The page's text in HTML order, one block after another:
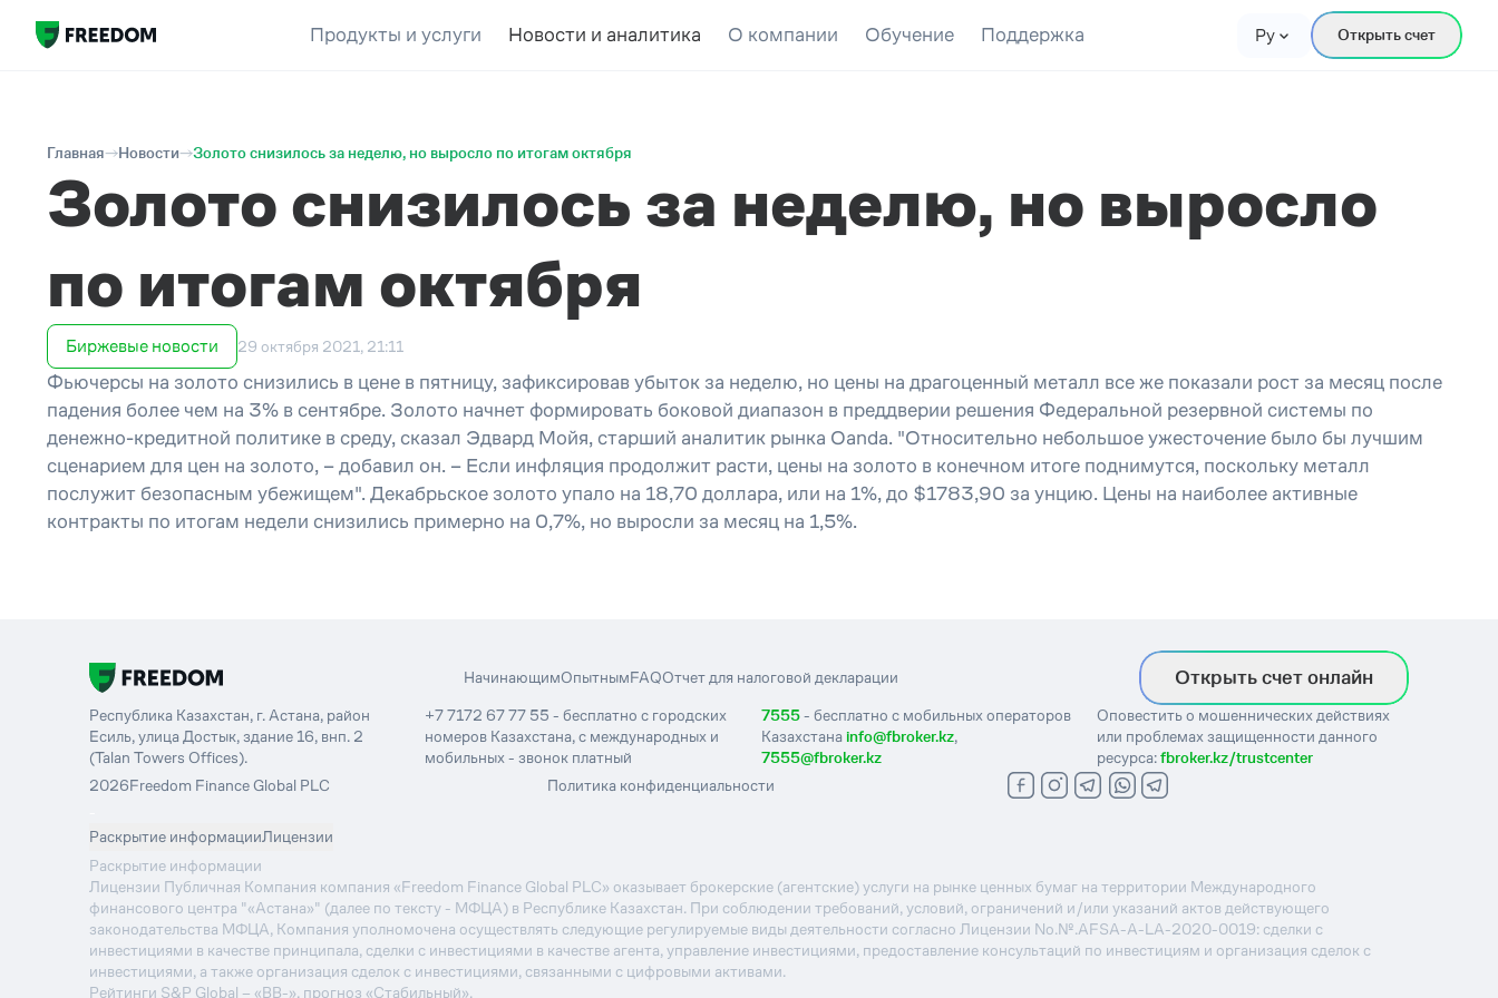
Продукты и услуги Новости и аналитика О компании Обучение Поддержка Ру Открыть счет
Главная Новости Золото снизилось за неделю, но выросло по итогам октября
Золото снизилось за неделю, но выросло
по итогам октября
Биржевые новости 29 октября 2021, 21:11
Фьючерсы на золото снизились в цене в пятницу, зафиксировав убыток за неделю, но цены на драгоценный металл все же показали рост за месяц после
падения более чем на 3% в сентябре. Золото начнет формировать боковой диапазон в преддверии решения Федеральной резервной системы по
денежно-кредитной политике в среду, сказал Эдвард Мойя, старший аналитик рынка Oanda. "Относительно небольшое ужесточение было бы лучшим
сценарием для цен на золото, – добавил он. – Если инфляция продолжит расти, цены на золото в конечном итоге поднимутся, поскольку металл
послужит безопасным убежищем". Декабрьское золото упало на 18,70 доллара, или на 1%, до $1783,90 за унцию. Цены на наиболее активные
контракты по итогам недели снизились примерно на 0,7%, но выросли за месяц на 1,5%.
НачинающимОпытнымFAQОтчет для налоговой декларации Открыть счет онлайн
Республика Казахстан, г. Астана, район
Есиль, улица Достык, здание 16, внп. 2
(Talan Towers Offices).
+7 7172 67 77 55 - бесплатно с городских
номеров Казахстана, с международных и
мобильных - звонок платный
7555- бесплатно с мобильных операторов
Казахстанаinfo@fbroker.kz,
7555@fbroker.kz
Оповестить о мошеннических действиях
или проблемах защищенности данного
ресурса:fbroker.kz/trustcenter
2026Freedom Finance Global PLC
Политика конфиденциальности
Раскрытие информацииЛицензии
Раскрытие информации
Лицензии Публичная Компания компания «Freedom Finance Global PLC» оказывает брокерские (агентские) услуги на рынке ценных бумаг на территории Международного
финансового центра "«Астана»" (далее по тексту - МФЦА) в Республике Казахстан. При соблюдении требований, условий, ограничений и/или указаний актов действующего
законодательства МФЦА, Компания уполномочена осуществлять следующие регулируемые виды деятельности согласно Лицензии No.№.AFSA-A-LA-2020-0019: сделки с
инвестициями в качестве принципала, сделки с инвестициями в качестве агента, управление инвестициями, предоставление консультаций по инвестициям и организация сделок с
инвестициями, а также организация сделок с инвестициями, связанными с цифровыми активами.
Рейтинги S&P Global – «BB-», прогноз «Стабильный».